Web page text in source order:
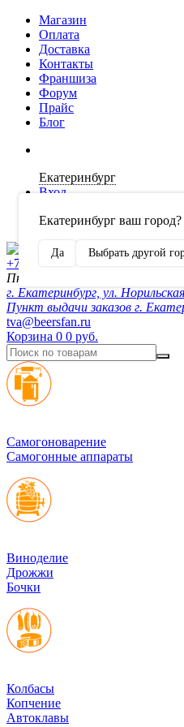
Магазин
Оплата
Доставка
Контакты
Франшиза
Форум
Прайс
Блог
Екатеринбург
Екатеринбург ваш город?
Да Выбрать другой
Вход
Регистрация
+7 (902) 872-54-70
Пн-Пт 10:00-20:00, сб-вск по
г. Екатеринбург, ул.
Пункт выдачи заказов г.
tva@beersfan.ru
Корзина 0 0 руб.
Cамогоноварение
Самогонные аппараты
Виноделие
Дрожжи
Бочки
Колбасы
Копчение
Автоклавы